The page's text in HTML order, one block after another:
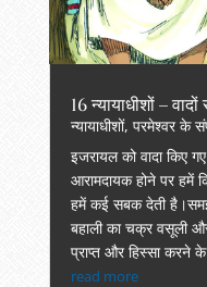
16 न्यायाधीशों –
न्यायाधीशों, परमेश्वर के
इजरायल को वादा किए
आरामदायक होने पर हमें
हमें कई सबक देती
बहाली का चक्र वसूली
प्राप्त और हिस्सा करने
read more